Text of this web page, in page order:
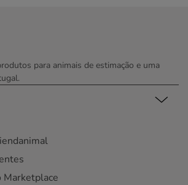
para animais de estimação e uma
Marketplace